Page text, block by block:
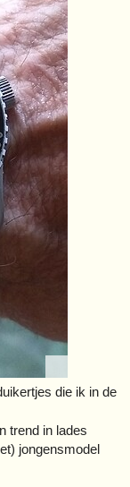
die ik in de
trend in lades
jongensmodel